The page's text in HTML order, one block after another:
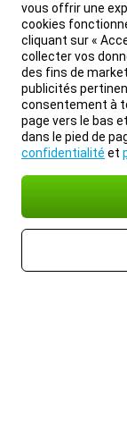
vous offrir une
cookies
cliquant sur «
collecter vos
des fins de
publicités
consentement à
page vers le bas
dans le pied de
confidentialité et